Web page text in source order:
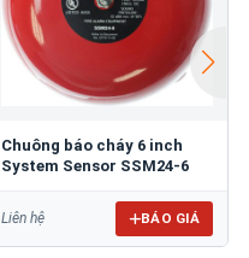
Chuông báo cháy 6 inch
System Sensor SSM24-6
Liên hệ BÁO GIÁ